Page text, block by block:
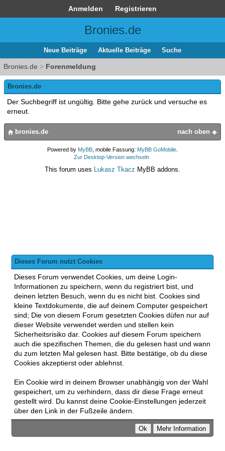
Anmelden Registrieren
Bronies.de
Neue Beiträge Aktuelle Beiträge Suche
Bronies.de > Forenmeldung
Dieses Forum nutzt Cookies
Dieses Forum verwendet Cookies, um deine Login-
Informationen zu speichern, wenn du registriert bist, und
deinen letzten Besuch, wenn du es nicht bist. Cookies sind
kleine Textdokumente, die auf deinem Computer gespeichert
sind; Die von diesem Forum gesetzten Cookies düfen nur auf
dieser Website verwendet werden und stellen kein
Sicherheitsrisiko dar. Cookies auf diesem Forum speichern
auch die spezifischen Themen, die du gelesen hast und wann
du zum letzten Mal gelesen hast. Bitte bestätige, ob du diese
Cookies akzeptierst oder ablehnst.
Ein Cookie wird in deinem Browser unabhängig von der Wahl
gespeichert, um zu verhindern, dass dir diese Frage erneut
gestellt wird. Du kannst deine Cookie-Einstellungen jederzeit
über den Link in der Fußzeile ändern.
Bronies.de
Der Suchbegriff ist ungültig. Bitte gehe zurück und versuche es
erneut.
nach oben
bronies.de
Powered by MyBB , mobile Fassung: MyBB GoMobile
Zur Desktop-Version wechseln
This forum uses Lukasz Tkacz MyBB addons.